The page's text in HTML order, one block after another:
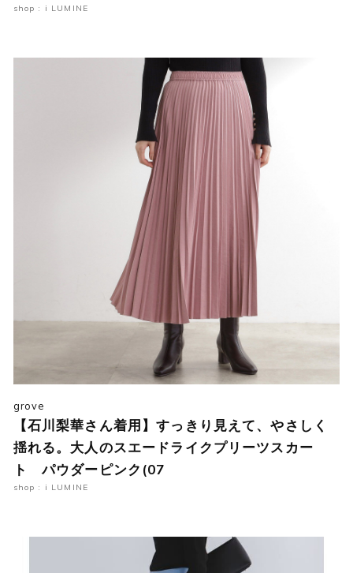
shop : i LUMINE
grove
【石川梨華さん着用】すっきり見えて、やさしく
揺れる。大人のスエードライクプリーツスカー
ト パウダーピンク(07
shop : i LUMINE